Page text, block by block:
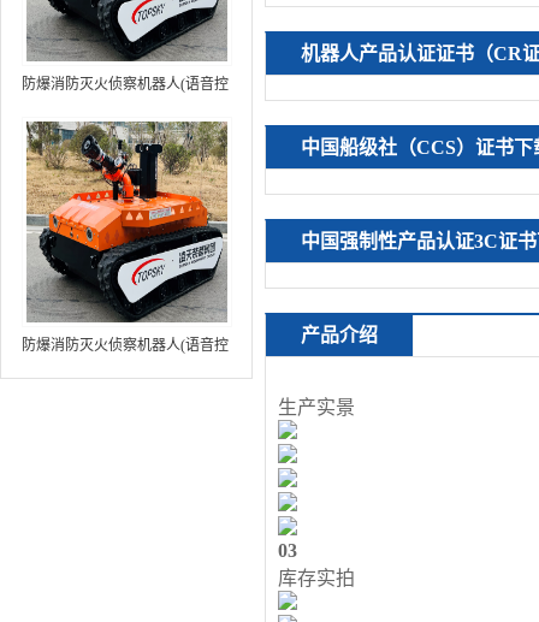
防爆消防灭火侦察机器人(语音控
火焰）中型RXR-MC80BD（第8
代）
防爆消防灭火侦察机器人(语音控
制+跟随功能+5G控制+水炮跟踪
机器人产品认证证书（CR
中国船级社（CCS）证书下
中国强制性产品认证3C证
产品介绍
生产实景
03
库存实拍